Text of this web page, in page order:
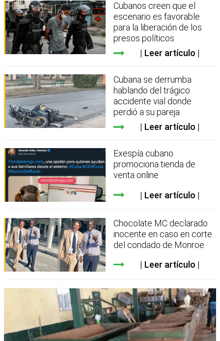
Cubanos creen que el
escenario es favorable
para la liberación de los
presos políticos
Leer artículo
Cubana se derrumba
hablando del trágico
accidente vial donde
perdió a su pareja
Leer artículo
Exespía cubano
promociona tienda de
venta online
Leer artículo
Chocolate MC declarado
inocente en caso en corte
del condado de Monroe
Leer artículo